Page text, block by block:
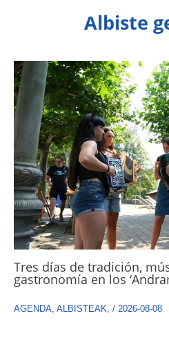
Albiste
Tres días de tradición,
gastronomía en los
AGENDA ALBISTEAK / 2026-08-08